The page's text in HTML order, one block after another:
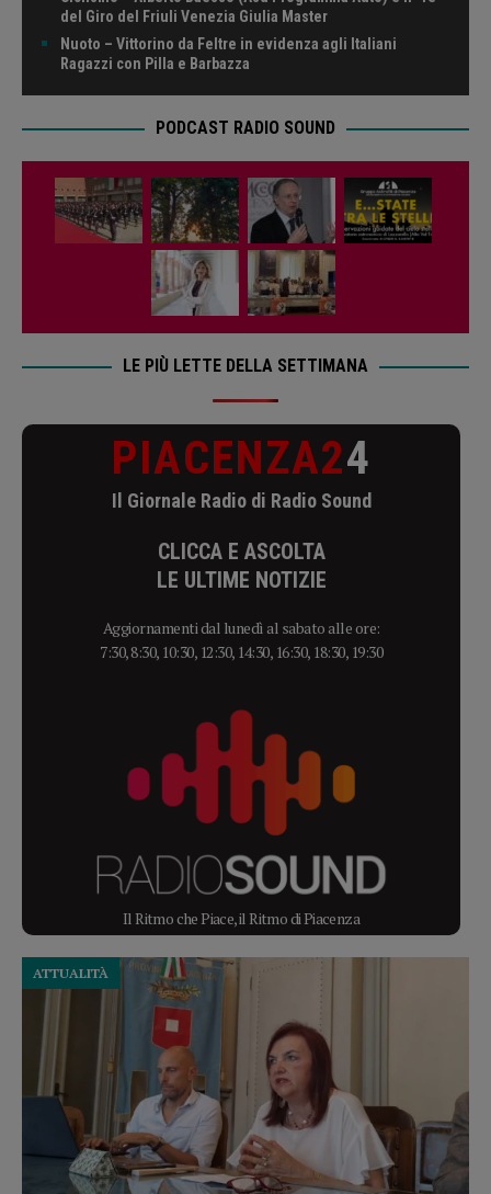
del Giro del Friuli Venezia Giulia Master
Nuoto – Vittorino da Feltre in evidenza agli Italiani
Ragazzi con Pilla e Barbazza
PODCAST RADIO SOUND
LE PIÙ LETTE DELLA SETTIMANA
PIACENZA24
Il Giornale Radio di Radio Sound
CLICCA E ASCOLTA
LE ULTIME NOTIZIE
Aggiornamenti dal lunedì al sabato alle ore:
7:30, 8:30, 10:30, 12:30, 14:30, 16:30, 18:30, 19:30
Il Ritmo che Piace, il Ritmo di Piacenza
ATTUALITÀ